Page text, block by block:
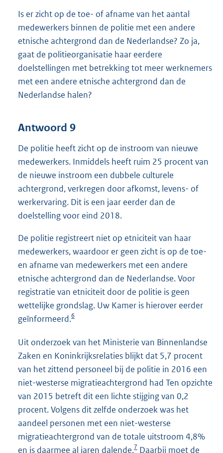
Is er zicht op de toe- of afname van het aantal
medewerkers binnen de politie met een andere
etnische achtergrond dan de Nederlandse? Zo ja,
gaat de politieorganisatie haar eerdere
doelstellingen met betrekking tot meer werknemers
met een andere etnische achtergrond dan de
Nederlandse halen?
Antwoord 9
De politie heeft zicht op de instroom van nieuwe
medewerkers. Inmiddels heeft ruim 25 procent van
de nieuwe instroom een dubbele culturele
achtergrond, verkregen door afkomst, levens- of
werkervaring. Dit is een jaar eerder dan de
doelstelling voor eind 2018.
De politie registreert niet op etniciteit van haar
medewerkers, waardoor er geen zicht is op de toe-
en afname van medewerkers met een andere
etnische achtergrond dan de Nederlandse. Voor
registratie van etniciteit door de politie is geen
wettelijke grondslag. Uw Kamer is hierover eerder
geïnformeerd.6
Uit onderzoek van het Ministerie van Binnenlandse
Zaken en Koninkrijksrelaties blijkt dat 5,7 procent
van het zittend personeel bij de politie in 2016 een
niet-westerse migratieachtergrond had Ten opzichte
van 2015 betreft dit een lichte stijging van 0,2
procent. Volgens dit zelfde onderzoek was het
aandeel personen met een niet-westerse
migratieachtergrond van de totale uitstroom 4,8%
en is daarmee al jaren dalende.7 Daarbij moet de